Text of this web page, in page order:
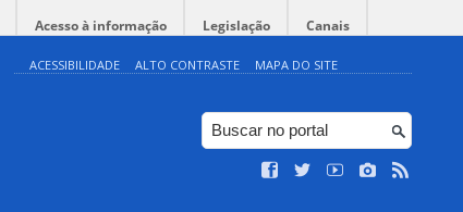
Acesso à informação Legislação Canais
ACESSIBILIDADE ALTO CONTRASTE MAPA DO SITE